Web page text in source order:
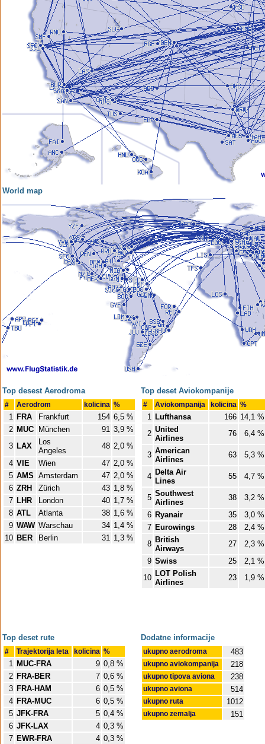
World map
Top desest Aerodroma
# Aerodrom kolicina %
1 FRA Frankfurt 154 6,5 %
2 MUC München 91 3,9 %
3 LAX
Los
Angeles
48 2,0 %
4 VIE Wien 47 2,0 %
5 AMS Amsterdam 47 2,0 %
6 ZRH Zürich 43 1,8 %
7 LHR London 40 1,7 %
8 ATL Atlanta 38 1,6 %
9 WAW Warschau 34 1,4 %
10 BER Berlin 31 1,3 %
Top deset Aviokompanije
# Aviokompanija kolicina %
1 Lufthansa 166 14,1 %
2 United
Airlines
76 6,4 %
3 American
Airlines
63 5,3 %
4 Delta Air
Lines
55 4,7 %
5 Southwest
Airlines
38
3,2 %
6 Ryanair 35
3,0 %
7 Eurowings 28
2,4 %
8 British
Airways
27
2,3 %
9 Swiss 25
2,1 %
10 LOT Polish
Airlines
23 1,9 %
Top deset rute
# Trajektorija leta kolicina %
1 MUC-FRA 9 0,8 %
2 FRA-BER 7 0,6 %
3 FRA-HAM 6 0,5 %
4 FRA-MUC 6 0,5 %
5 JFK-FRA 5 0,4 %
6 JFK-LAX 4 0,3 %
7 EWR-FRA 4 0,3 %
Dodatne informacije
ukupno aerodroma 483
ukupno aviokompanija 218
ukupno tipova aviona 238
ukupno aviona 514
ukupno ruta 1012
ukupno zemalja 151